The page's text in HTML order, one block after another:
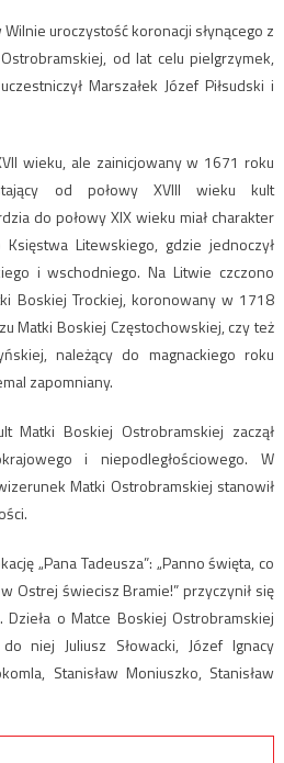
uroczystość koronacji słynącego z
od lat celu pielgrzymek,
Marszałek Józef Piłsudski i
wieku, ale zainicjowany w 1671 roku
od połowy XVIII wieku kult
do połowy XIX wieku miał charakter
Litewskiego, gdzie jednoczył
i wschodniego. Na Litwie czczono
Boskiej Trockiej, koronowany w 1718
Matki Boskiej Częstochowskiej, czy też
należący do magnackiego roku
zapomniany.
Matki Boskiej Ostrobramskiej zaczął
i niepodległościowego. W
Matki Ostrobramskiej stanowił
„Pana Tadeusza”: „Panno święta, co
Ostrej świecisz Bramie!” przyczynił się
o Matce Boskiej Ostrobramskiej
niej Juliusz Słowacki, Józef Ignacy
Stanisław Moniuszko, Stanisław